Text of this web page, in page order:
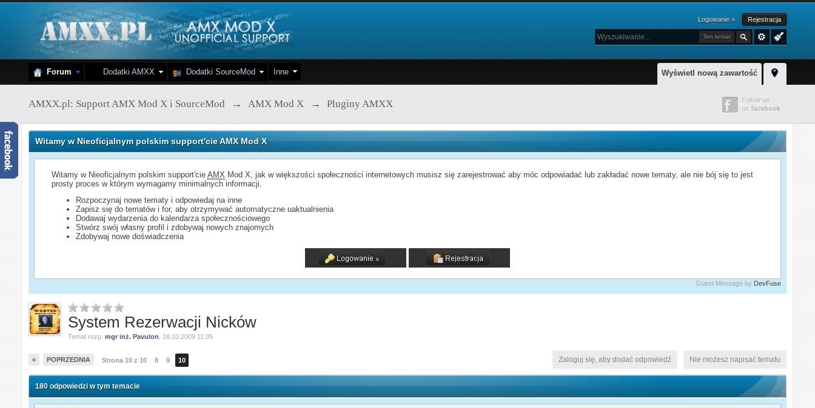
Logowanie » Rejestracja
Ten temat
Wyświetl nową zawartość
Forum Dodatki AMXX Dodatki SourceMod Inne
AMXX.pl: Support AMX Mod X i SourceMod → AMX Mod X → Pluginy AMXX
Witamy w Nieoficjalnym polskim support'cie AMX Mod X
Witamy w Nieoficjalnym polskim support'cieAMX Mod X, jak w większości społeczności internetowych musisz się zarejestrować aby móc odpowiadać lub zakładać nowe tematy, ale nie bój się to jest
prosty proces w którym wymagamy minimalnych informacji.
Rozpoczynaj nowe tematy i odpowiedaj na inne
Zapisz się do tematów i for, aby otrzymywać automatyczne uaktualnienia
Dodawaj wydarzenia do kalendarza społecznościowego
Stwórz swój własny profil i zdobywaj nowych znajomych
Zdobywaj nowe doświadczenia
Guest Message by DevFuse
System Rezerwacji Nicków
Temat rozp.mgr inż. Pavulon 18.10.2009 11:35
« POPRZEDNIA Strona 10 z 10 8 9 10 Nie możesz napisać tematu
Zaloguj się, aby dodać odpowiedź
180 odpowiedzi w tym temacie